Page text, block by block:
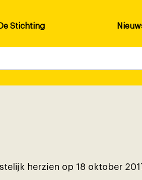
De Stichting
herzien op 18 oktober